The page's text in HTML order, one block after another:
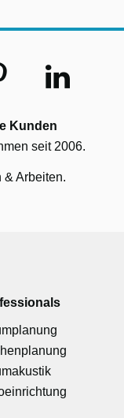
Kunden
seit 2006.
& Arbeiten.